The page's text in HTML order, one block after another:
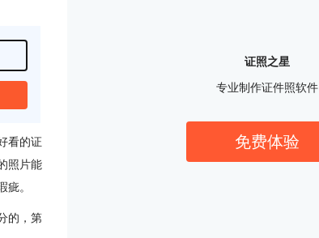
看的证
照片能
疵。
的，第
证照之星
专业制作证件照软件
免费体验